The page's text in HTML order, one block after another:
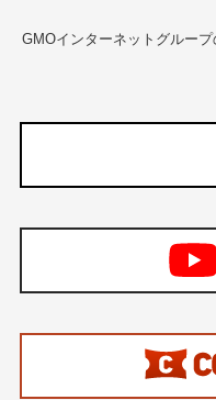
GMOインターネットグルー